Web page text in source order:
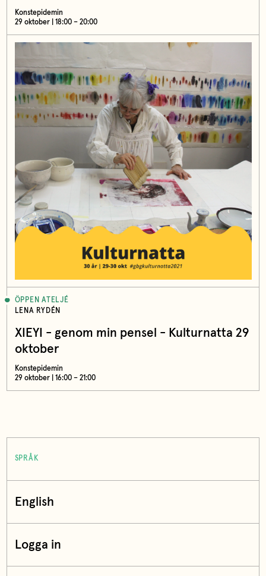
Konstepidemin
29 oktober | 18:00 – 20:00
ÖPPEN ATELJÉ
LENA RYDÉN
XIEYI - genom min pensel - Kulturnatta 29
oktober
Konstepidemin
29 oktober | 16:00 – 21:00
SPRÅK
English
Logga in